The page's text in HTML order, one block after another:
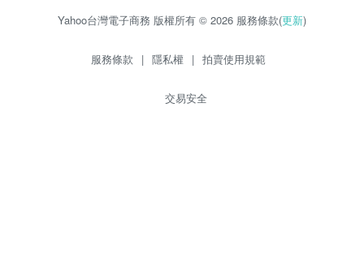
Yahoo台灣電子商務 版權所有 © 2026 服務條款(更新)
服務條款 | 隱私權 | 拍賣使用規範
交易安全